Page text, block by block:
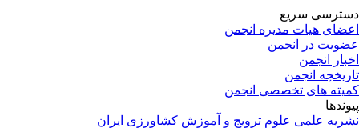
سریع
هیات مدیره انجمن
در انجمن
انجمن
انجمن
های تخصصی انجمن
علمی علوم ترویج و آموزش کشاورزی ایران